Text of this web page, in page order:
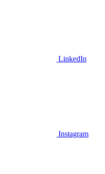
LinkedIn
Instagram